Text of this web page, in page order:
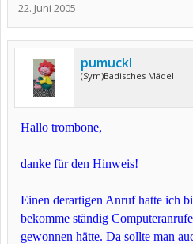
22. Juni 2005
pumuckl
(Sym)Badisches Mädel
Hallo trombone,
danke für den Hinweis!
Einen derartigen Anruf hatte ich
bekomme ständig
gewonnen hätte. Da sollte man